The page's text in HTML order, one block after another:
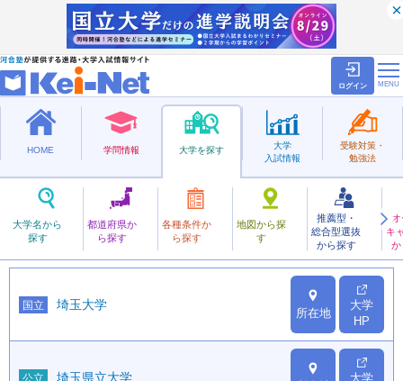
ログイン
HOME 学問情報 大学を探す
大学名から
探す
都道府県か
ら探す
各種条件か
ら探す
地図から探
す
推薦型・
総合型選抜
から探す
キ
か
大学
入試情報
受験対策・
勉強法
都道府県から探す
埼玉の大学一覧
国立 埼玉大学
所在地
大学
HP
公立 埼玉県立大学
大学